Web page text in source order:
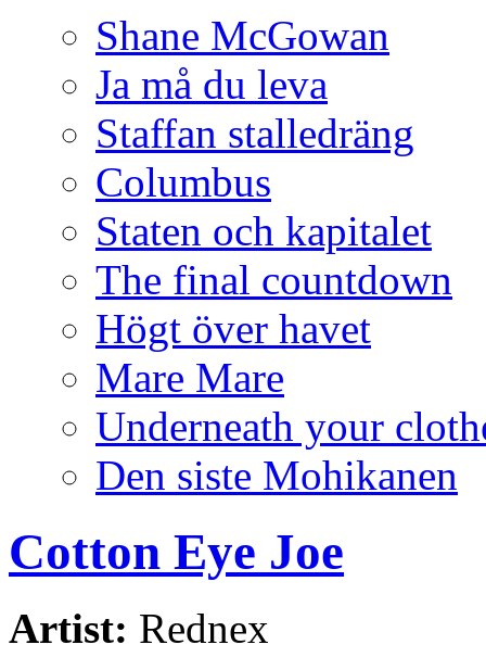
Shane McGowan
Ja må du leva
Staffan stalledräng
Columbus
Staten och kapitalet
The final countdown
Högt över havet
Mare Mare
Underneath your
Den siste Mohikanen
Cotton Eye Joe
Artist: Rednex